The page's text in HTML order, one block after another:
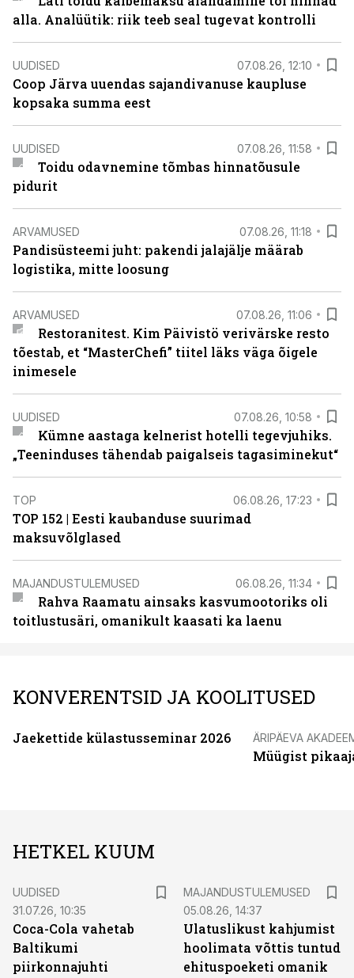
alla. Analüütik: riik teeb seal tugevat kontrolli
UUDISED 07.08.26, 12:10
Coop Järva uuendas sajandivanuse kaupluse
kopsaka summa eest
UUDISED 07.08.26, 11:58
Toidu odavnemine tõmbas hinnatõusule
pidurit
ARVAMUSED 07.08.26, 11:18
Pandisüsteemi juht: pakendi jalajälje määrab
logistika, mitte loosung
ARVAMUSED 07.08.26, 11:06
Restoranitest. Kim Päivistö verivärske resto
tõestab, et “MasterChefi” tiitel läks väga õigele
inimesele
UUDISED 07.08.26, 10:58
Kümne aastaga kelnerist hotelli tegevjuhiks.
„Teeninduses tähendab paigalseis tagasiminekut“
TOP 06.08.26, 17:23
TOP 152 | Eesti kaubanduse suurimad
maksuvõlglased
MAJANDUSTULEMUSED 06.08.26, 11:34
Rahva Raamatu ainsaks kasvumootoriks oli
toitlustusäri, omanikult kaasati ka laenu
KONVERENTSID JA KOOLITUSED
Jaekettide külastusseminar 2026 ÄRIPÄEVA
Müügist
HETKEL KUUM
UUDISED
31.07.26, 10:35
Coca-Cola vahetab
Baltikumi
piirkonnajuhti
MAJANDUSTULEMUSED
05.08.26, 14:37
Ulatuslikust kahjumist
hoolimata võttis tuntud
ehituspoeketi omanik